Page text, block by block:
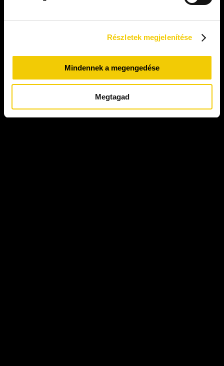
Részletek megjelenítése
Mindennek a megengedése
Megtagad
3000+ sikeres életmódváltás